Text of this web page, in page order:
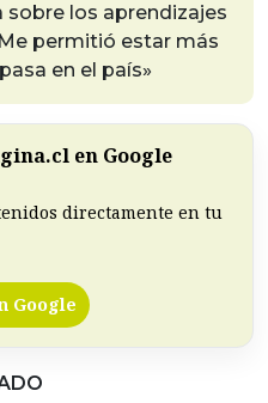
sobre los aprendizajes
permitió estar más
en el país»
en Google
directamente en tu
Google